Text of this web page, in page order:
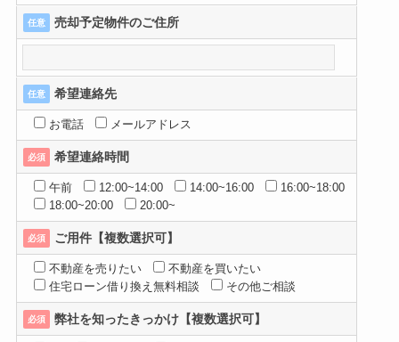
任意 売却予定物件のご住所
任意 希望連絡先
お電話 メールアドレス
必須 希望連絡時間
午前 12:00~14:00 14:00~16:00
16:00~18:00
18:00~20:00
20:00~
必須 ご用件【複数選択可】
不動産を売りたい
不動産を買いたい
住宅ローン借り換え無料相談
その他ご相談
必須 弊社を知ったきっかけ【複数選択可】